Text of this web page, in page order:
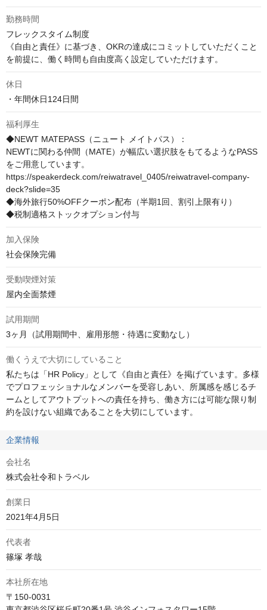
勤務時間
フレックスタイム制度
《自由と責任》に基づき、OKRの達成にコミットしていただくこと
を前提に、働く時間も自由度高く設定していただけます。
休日
・年間休日124日間
福利厚生
◆NEWT MATEPASS（ニュート メイトパス）：
NEWTに関わる仲間（MATE）が幅広い選択肢をもてるようなPASS
をご用意しています。
https://speakerdeck.com/reiwatravel_0405/reiwatravel-company-
deck?slide=35
◆海外旅行50%OFFクーポン配布（半期1回、割引上限有り）
◆税制適格ストックオプション付与
加入保険
社会保険完備
受動喫煙対策
屋内全面禁煙
試用期間
3ヶ月（試用期間中、雇用形態・待遇に変動なし）
働くうえで大切にしていること
私たちは「HR Policy」として《自由と責任》を掲げています。多様
でプロフェッショナルなメンバーを受容しあい、所属感を感じるチ
ームとしてアウトプットへの責任を持ち、働き方には可能な限り制
約を設けない組織であることを大切にしています。
企業情報
会社名
株式会社令和トラベル
創業日
2021年4月5日
代表者
篠塚 孝哉
本社所在地
〒150-0031